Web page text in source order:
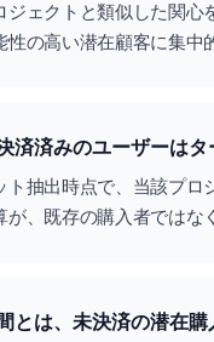
ジェクトと類似した関心
性の高い潜在顧客に集中
済済みのユーザーは
ト抽出時点で、当該プロ
が、既存の購入者ではな
とは、未決済の潜在